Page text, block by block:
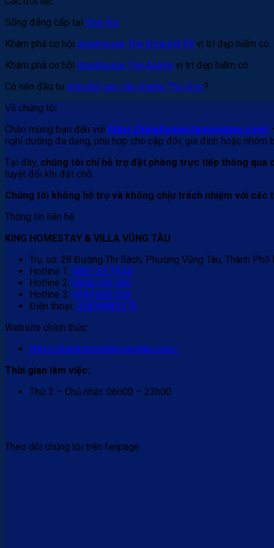
Sống đẳng cấp tại One Era
Khám phá cơ hội shophouse The Emerald 68 vị trí đẹp hiếm có
Khám phá cơ hội shophouse The Aspira vị trí đẹp hiếm có
Có nên đầu tư nhà phố cao cấp Gladia Thủ Đức?
Về chúng tôi
Chào mừng bạn đến với https://kinghomestayvungtau.com/
nghỉ dưỡng đa dạng, phù hợp cho cặp đôi, gia đình hoặc
Tại đây, chúng tôi chỉ hỗ trợ đặt phòng trực tiếp thông
tuyệt đối khi đặt chỗ.
Chúng tôi không hỗ trợ và không chịu trách nhiệm với
Thông tin liên hệ
KING HOMESTAY & VILLA VŨNG TÀU
Trụ sở: 28 Đường Thi Sách, Phường Vũng Tàu, Thành Phố
Hotline 1: 0901.33.79.55
Hotline 2: 0938.169.445
Hotline 3: 0949.600.555
Điện thoại: 02838883379
Website chính thức:
https://kinghomestayvungtau.com/
Thời gian làm việc:
Thứ 2 – Chủ nhật: 06h00 – 23h00
Theo dõi chúng tôi trên fanpage